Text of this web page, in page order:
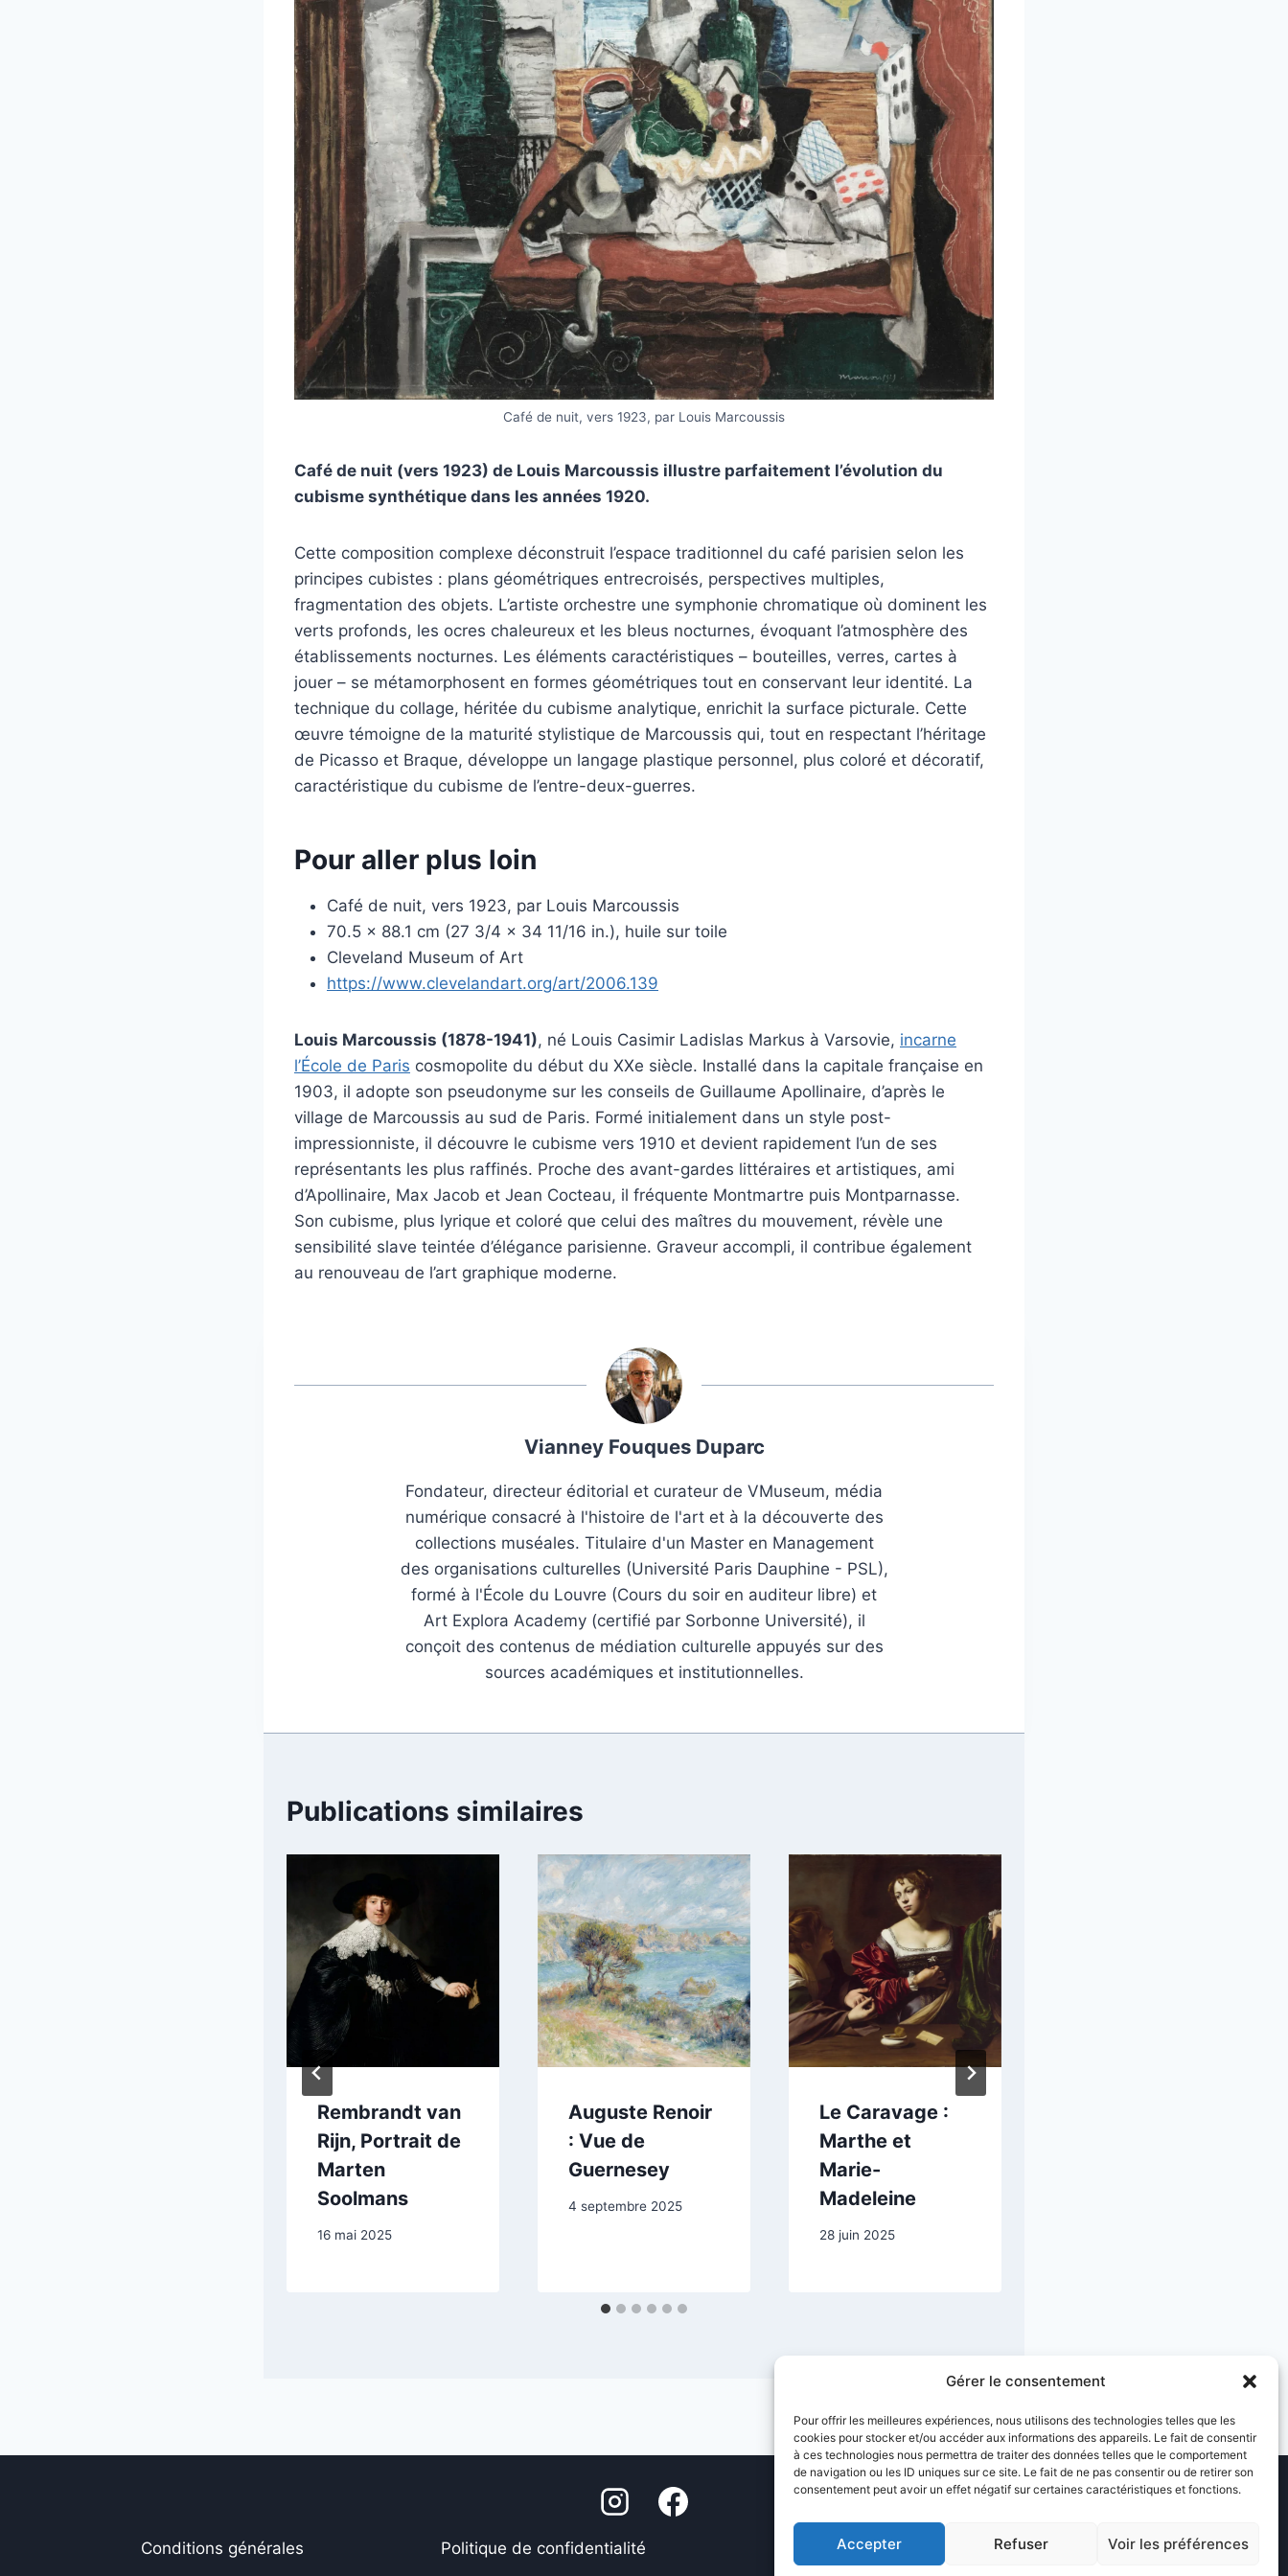
Gérer le consentement
Pour offrir les meilleures expériences, nous utilisons des technologies telles que les
cookies pour stocker et/ou accéder aux informations des appareils. Le fait de consentir
à ces technologies nous permettra de traiter des données telles que le comportement
de navigation ou les ID uniques sur ce site. Le fait de ne pas consentir ou de retirer son
consentement peut avoir un effet négatif sur certaines caractéristiques et fonctions.
Accepter Refuser Voir les préférences
Café de nuit, vers 1923, par Louis Marcoussis
Café de nuit (vers 1923) de Louis Marcoussis illustre parfaitement l’évolution du
cubisme synthétique dans les années 1920.
Cette composition complexe déconstruit l’espace traditionnel du café parisien selon les
principes cubistes : plans géométriques entrecroisés, perspectives multiples,
fragmentation des objets. L’artiste orchestre une symphonie chromatique où dominent les
verts profonds, les ocres chaleureux et les bleus nocturnes, évoquant l’atmosphère des
établissements nocturnes. Les éléments caractéristiques – bouteilles, verres, cartes à
jouer – se métamorphosent en formes géométriques tout en conservant leur identité. La
technique du collage, héritée du cubisme analytique, enrichit la surface picturale. Cette
œuvre témoigne de la maturité stylistique de Marcoussis qui, tout en respectant l’héritage
de Picasso et Braque, développe un langage plastique personnel, plus coloré et décoratif,
caractéristique du cubisme de l’entre-deux-guerres.
Pour aller plus loin
Café de nuit, vers 1923, par Louis Marcoussis
70.5 x 88.1 cm (27 3/4 x 34 11/16 in.), huile sur toile
Cleveland Museum of Art
https://www.clevelandart.org/art/2006.139
Louis Marcoussis (1878-1941), né Louis Casimir Ladislas Markus à Varsovie, incarne
l’École de Paris cosmopolite du début du XXe siècle. Installé dans la capitale française en
1903, il adopte son pseudonyme sur les conseils de Guillaume Apollinaire, d’après le
village de Marcoussis au sud de Paris. Formé initialement dans un style post-
impressionniste, il découvre le cubisme vers 1910 et devient rapidement l’un de ses
représentants les plus raffinés. Proche des avant-gardes littéraires et artistiques, ami
d’Apollinaire, Max Jacob et Jean Cocteau, il fréquente Montmartre puis Montparnasse.
Son cubisme, plus lyrique et coloré que celui des maîtres du mouvement, révèle une
sensibilité slave teintée d’élégance parisienne. Graveur accompli, il contribue également
au renouveau de l’art graphique moderne.
Vianney Fouques Duparc
Fondateur, directeur éditorial et curateur de VMuseum, média
numérique consacré à l'histoire de l'art et à la découverte des
collections muséales. Titulaire d'un Master en Management
des organisations culturelles (Université Paris Dauphine - PSL),
formé à l'École du Louvre (Cours du soir en auditeur libre) et
Art Explora Academy (certifié par Sorbonne Université), il
conçoit des contenus de médiation culturelle appuyés sur des
sources académiques et institutionnelles.
Publications similaires
Rembrandt van
Rijn, Portrait de
Marten
Soolmans
16 mai 2025
Auguste Renoir
: Vue de
Guernesey
4 septembre 2025
Le Caravage :
Marthe et
Marie-
Madeleine
28 juin 2025
Conditions générales Politique de confidentialité Mentions Légales Plan du site